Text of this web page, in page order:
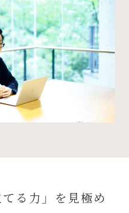
る力」を見極め